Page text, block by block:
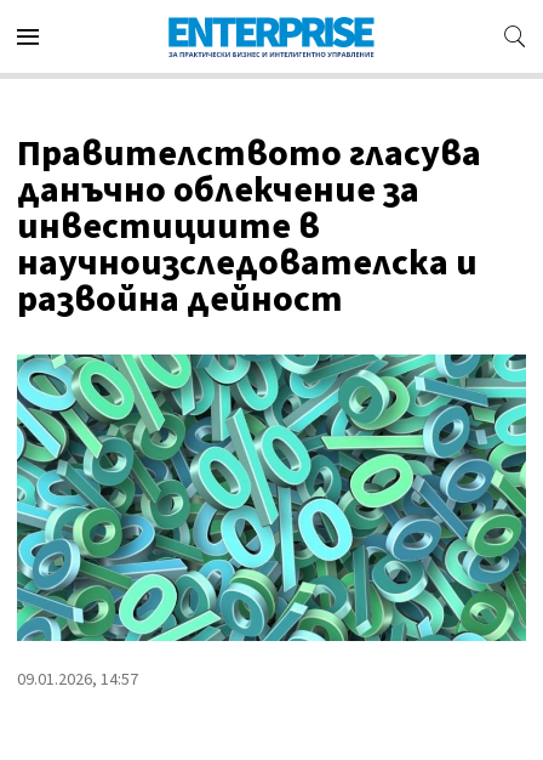
Правителството гласува
данъчно облекчение за
инвестициите в
научноизследователска и
развойна дейност
09.01.2026, 14:57